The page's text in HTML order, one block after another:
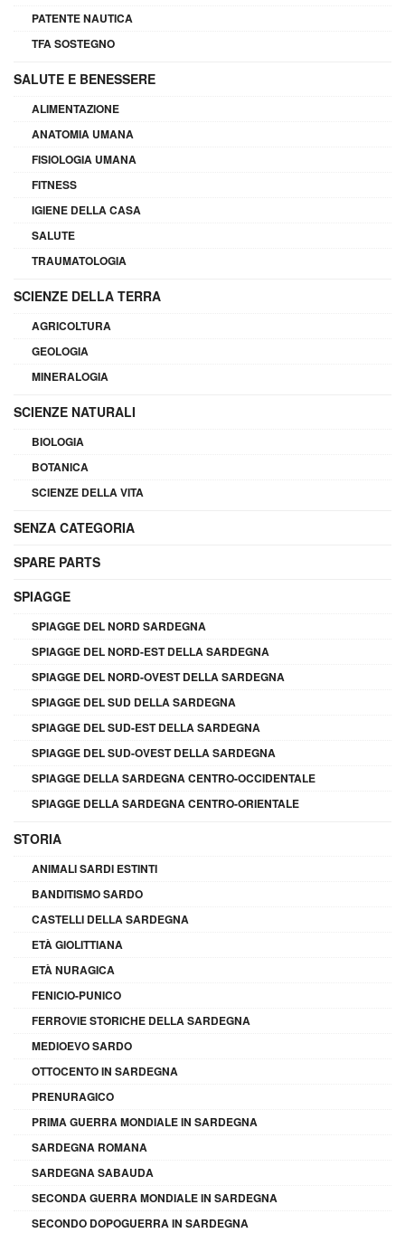
PATENTE NAUTICA
TFA SOSTEGNO
SALUTE E BENESSERE
ALIMENTAZIONE
ANATOMIA UMANA
FISIOLOGIA UMANA
FITNESS
IGIENE DELLA CASA
SALUTE
TRAUMATOLOGIA
SCIENZE DELLA TERRA
AGRICOLTURA
GEOLOGIA
MINERALOGIA
SCIENZE NATURALI
BIOLOGIA
BOTANICA
SCIENZE DELLA VITA
SENZA CATEGORIA
SPARE PARTS
SPIAGGE
SPIAGGE DEL NORD SARDEGNA
SPIAGGE DEL NORD-EST DELLA SARDEGNA
SPIAGGE DEL NORD-OVEST DELLA SARDEGNA
SPIAGGE DEL SUD DELLA SARDEGNA
SPIAGGE DEL SUD-EST DELLA SARDEGNA
SPIAGGE DEL SUD-OVEST DELLA SARDEGNA
SPIAGGE DELLA SARDEGNA CENTRO-OCCIDENTALE
SPIAGGE DELLA SARDEGNA CENTRO-ORIENTALE
STORIA
ANIMALI SARDI ESTINTI
BANDITISMO SARDO
CASTELLI DELLA SARDEGNA
ETÀ GIOLITTIANA
ETÀ NURAGICA
FENICIO-PUNICO
FERROVIE STORICHE DELLA SARDEGNA
MEDIOEVO SARDO
OTTOCENTO IN SARDEGNA
PRENURAGICO
PRIMA GUERRA MONDIALE IN SARDEGNA
SARDEGNA ROMANA
SARDEGNA SABAUDA
SECONDA GUERRA MONDIALE IN SARDEGNA
SECONDO DOPOGUERRA IN SARDEGNA